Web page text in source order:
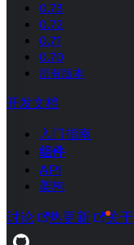
0.73
0.72
0.71
0.70
所有版本
开发文档
入门指南
组件
API
架构
讨论 热更新 关于